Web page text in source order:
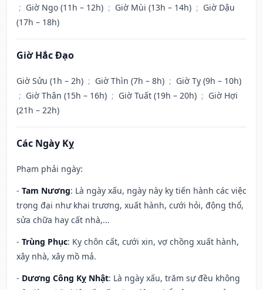
; Giờ Ngọ (11h – 12h) ; Giờ Mùi (13h – 14h) ; Giờ Dậu
(17h – 18h)
Giờ Hắc Đạo
Giờ Sửu (1h – 2h) ; Giờ Thìn (7h – 8h) ; Giờ Tỵ (9h – 10h)
; Giờ Thân (15h – 16h) ; Giờ Tuất (19h – 20h) ; Giờ Hợi
(21h – 22h)
Các Ngày Kỵ
Phạm phải ngày:
- Tam Nương: Là ngày xấu, ngày này kỵ tiến hành các việc
trọng đại như khai trương, xuất hành, cưới hỏi, động thổ,
sửa chữa hay cất nhà,...
- Trùng Phục: Kỵ chôn cất, cưới xin, vợ chồng xuất hành,
xây nhà, xây mồ mả.
- Dương Công Kỵ Nhật: Là ngày xấu, trăm sự đều không